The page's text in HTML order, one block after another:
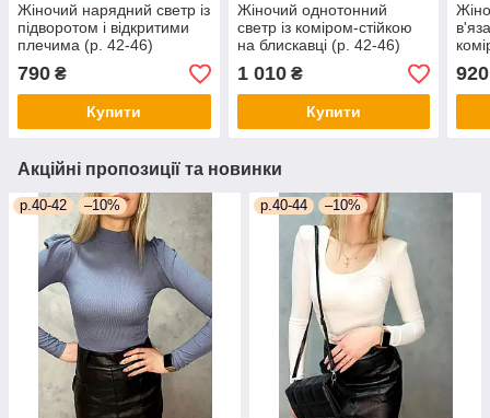
Жіночий нарядний светр із
підворотом і відкритими
плечима (р. 42-46)
790 ₴
Купити
Жіночий однотонний
светр із коміром-стійкою
на блискавці (р. 42-46)
1 010₴
Купити
920
Акційні пропозиції та новинки
р.40-42 –10% р.40-44 –10%